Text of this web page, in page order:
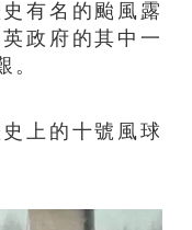
有名的颱風露
政府的其中一
。
上的十號風球